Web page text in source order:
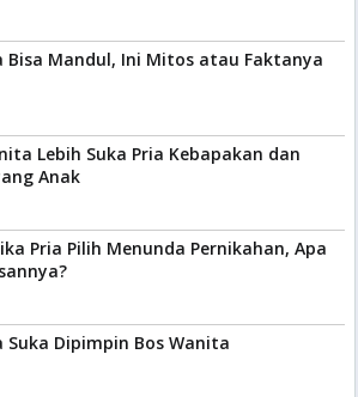
Bisa Mandul, Ini Mitos atau Faktanya
Lebih Suka Pria Kebapakan dan
Anak
Pria Pilih Menunda Pernikahan, Apa
Suka Dipimpin Bos Wanita